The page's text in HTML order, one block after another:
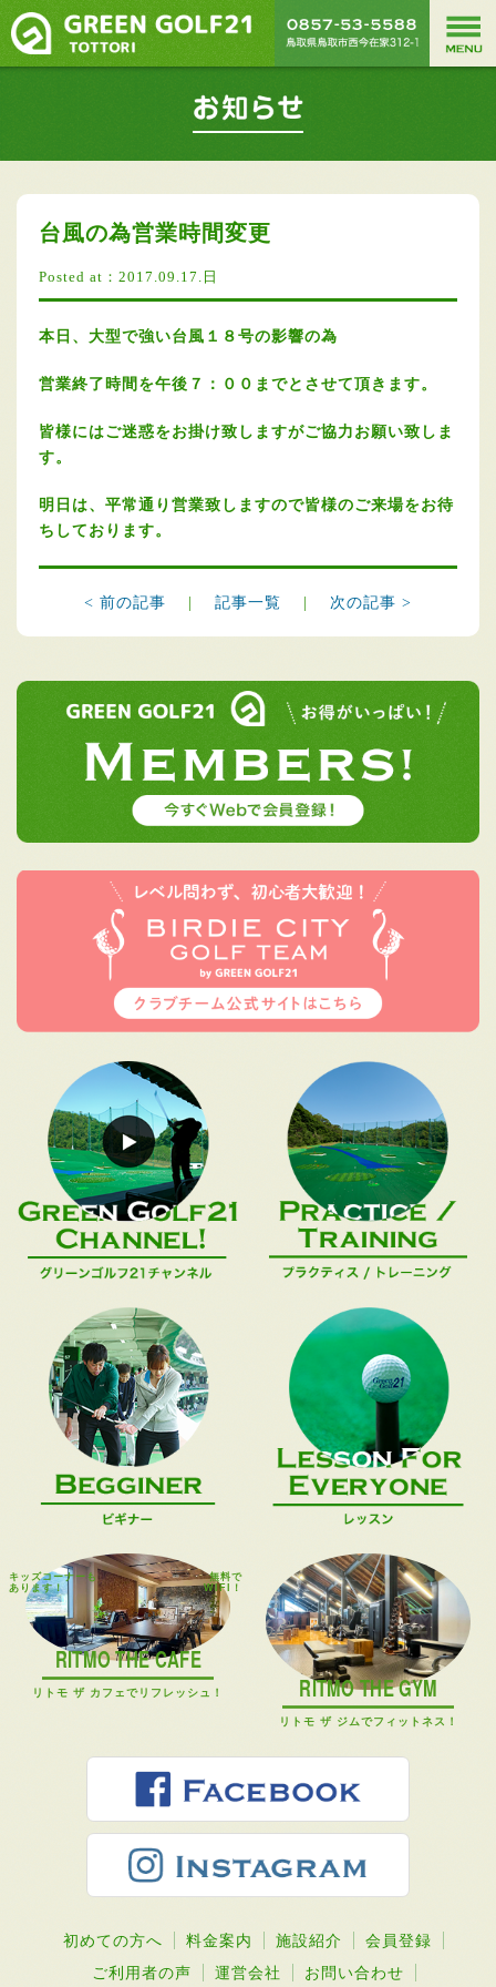
台風の為営業時間変更
Posted at：2017.09.17.日
本日、大型で強い台風１８号の影響の為
営業終了時間を午後７：００までとさせて頂きます。
皆様にはご迷惑をお掛け致しますがご協力お願い致しま
す。
明日は、平常通り営業致しますので皆様のご来場をお待
ちしております。
< 前の記事 記事一覧 次の記事 >
キッズコーナーも
あります！
無料で
WIFI！
RITMO THE CAFE
リトモ ザ カフェでリフレッシュ！ RITMO THE GYM
リトモ ザ ジムでフィットネス！
初めての方へ 料金案内 施設紹介
会員登録
ご利用者の声
運営会社 お問い合わせ